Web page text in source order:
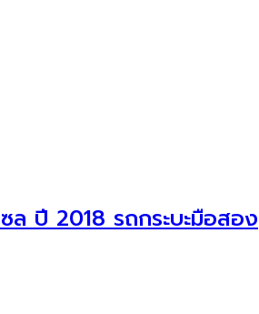
ปี 2018 รถกระบะมือสอง